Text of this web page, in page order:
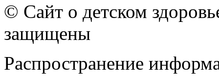
© Сайт о детском
защищены
Распространение